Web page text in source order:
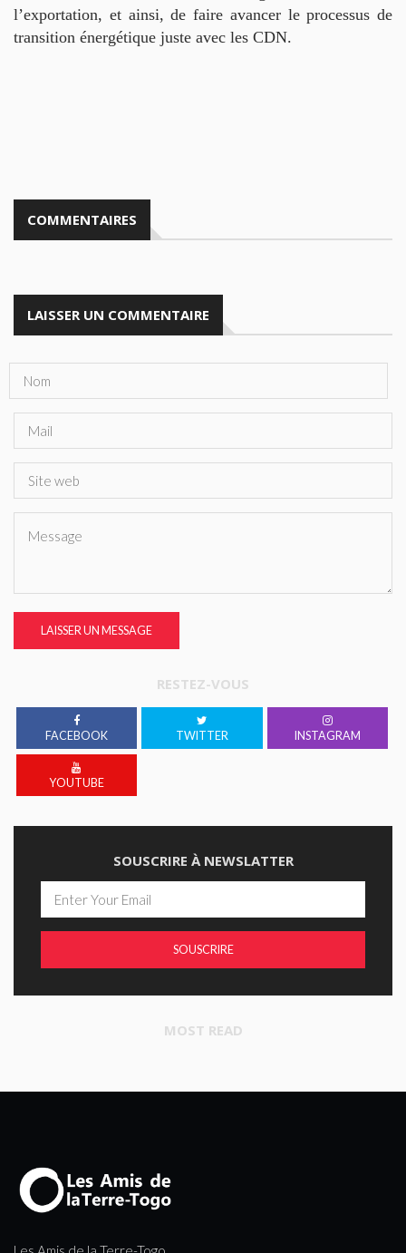
l’exportation, et ainsi, de faire avancer le processus de
transition énergétique juste avec les CDN.
COMMENTAIRES
LAISSER UN COMMENTAIRE
LAISSER UN MESSAGE
RESTEZ-VOUS
FACEBOOK TWITTER INSTAGRAM
YOUTUBE
SOUSCRIRE À NEWSLATTER
SOUSCRIRE
MOST READ